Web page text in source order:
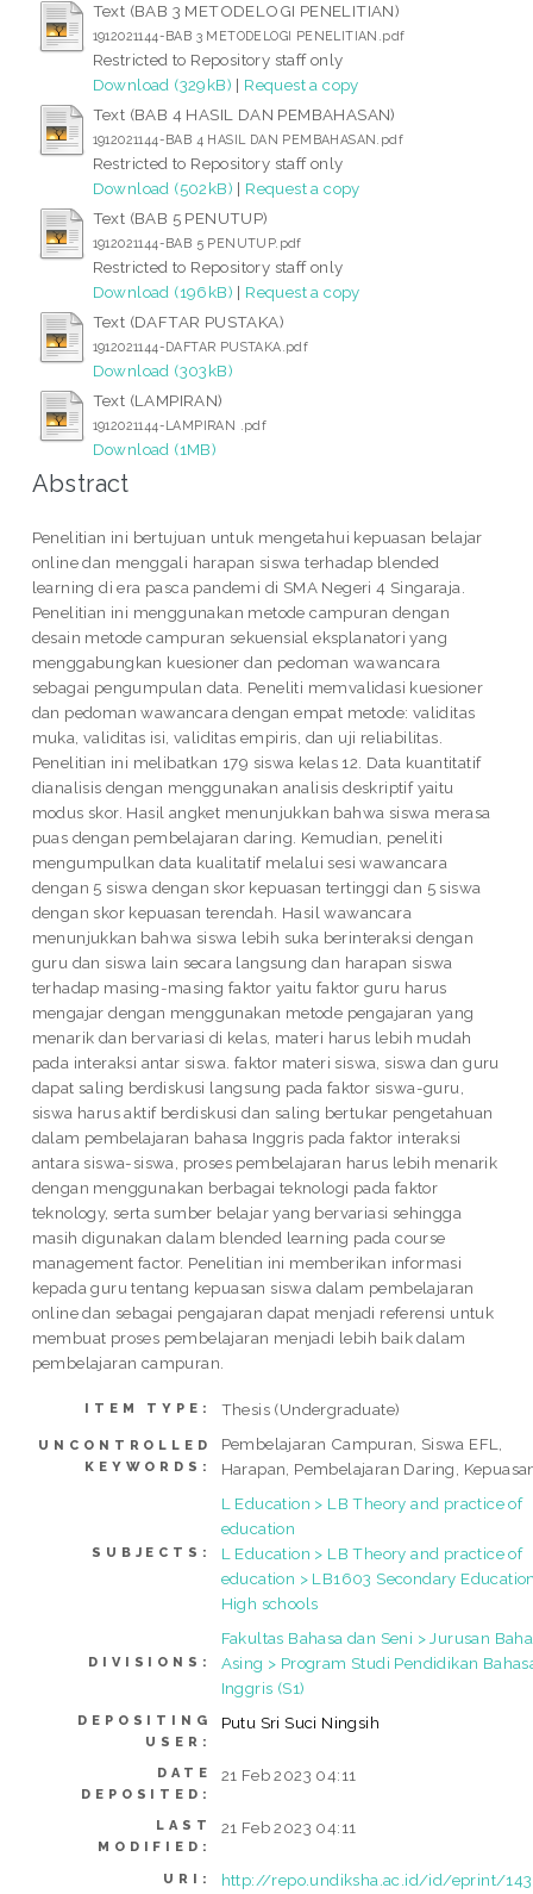
Text (BAB 3 METODELOGI PENELITIAN)
1912021144-BAB 3 METODELOGI PENELITIAN.pdf
Restricted to Repository staff only
Download (329kB) | Request a copy
Text (BAB 4 HASIL DAN PEMBAHASAN)
1912021144-BAB 4 HASIL DAN PEMBAHASAN.pdf
Restricted to Repository staff only
Download (502kB) | Request a copy
Text (BAB 5 PENUTUP)
1912021144-BAB 5 PENUTUP.pdf
Restricted to Repository staff only
Download (196kB) | Request a copy
Text (DAFTAR PUSTAKA)
1912021144-DAFTAR PUSTAKA.pdf
Download (303kB)
Text (LAMPIRAN)
1912021144-LAMPIRAN .pdf
Download (1MB)
Abstract
Penelitian ini bertujuan untuk mengetahui kepuasan belajar
online dan menggali harapan siswa terhadap blended
learning di era pasca pandemi di SMA Negeri 4 Singaraja.
Penelitian ini menggunakan metode campuran dengan
desain metode campuran sekuensial eksplanatori yang
menggabungkan kuesioner dan pedoman wawancara
sebagai pengumpulan data. Peneliti memvalidasi kuesioner
dan pedoman wawancara dengan empat metode: validitas
muka, validitas isi, validitas empiris, dan uji reliabilitas.
Penelitian ini melibatkan 179 siswa kelas 12. Data kuantitatif
dianalisis dengan menggunakan analisis deskriptif yaitu
modus skor. Hasil angket menunjukkan bahwa siswa merasa
puas dengan pembelajaran daring. Kemudian, peneliti
mengumpulkan data kualitatif melalui sesi wawancara
dengan 5 siswa dengan skor kepuasan tertinggi dan 5 siswa
dengan skor kepuasan terendah. Hasil wawancara
menunjukkan bahwa siswa lebih suka berinteraksi dengan
guru dan siswa lain secara langsung dan harapan siswa
terhadap masing-masing faktor yaitu faktor guru harus
mengajar dengan menggunakan metode pengajaran yang
menarik dan bervariasi di kelas, materi harus lebih mudah
pada interaksi antar siswa. faktor materi siswa, siswa dan guru
dapat saling berdiskusi langsung pada faktor siswa-guru,
siswa harus aktif berdiskusi dan saling bertukar pengetahuan
dalam pembelajaran bahasa Inggris pada faktor interaksi
antara siswa-siswa, proses pembelajaran harus lebih menarik
dengan menggunakan berbagai teknologi pada faktor
teknology, serta sumber belajar yang bervariasi sehingga
masih digunakan dalam blended learning pada course
management factor. Penelitian ini memberikan informasi
kepada guru tentang kepuasan siswa dalam pembelajaran
online dan sebagai pengajaran dapat menjadi referensi untuk
membuat proses pembelajaran menjadi lebih baik dalam
pembelajaran campuran.
ITEM TYPE: Thesis (Undergraduate)
UNCONTROLLED
KEYWORDS:
Pembelajaran Campuran, Siswa EFL,
Harapan, Pembelajaran Daring,
SUBJECTS:
L Education > LB Theory and practice of
education
L Education > LB Theory and practice of
education > LB1603 Secondary
High schools
DIVISIONS:
Fakultas Bahasa dan Seni > Jurusan
Asing > Program Studi Pendidikan
Inggris (S1)
DEPOSITING
USER:
Putu Sri Suci Ningsih
DATE
DEPOSITED:
21 Feb 2023 04:11
LAST
MODIFIED:
21 Feb 2023 04:11
URI: http://repo.undiksha.ac.id/id/eprint/